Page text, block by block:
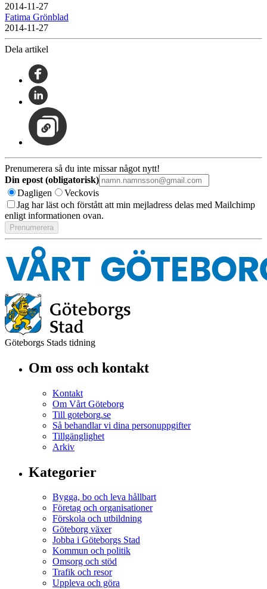
2014-11-27
Fatima Grönblad
2014-11-27
Dela artikel
Prenumerera så du inte missar något nytt!
Din epost (obligatorisk)
Dagligen
Veckovis
Jag har läst och förstått att min mejladress delas med Mailchimp
enligt informationen ovan.
Göteborgs Stads tidning
Om oss och kontakt
Kontakt
Om Vårt Göteborg
Till goteborg.se
Så behandlar vi dina personuppgifter
Tillgänglighet
Arkiv
Kategorier
Bygga, bo och leva hållbart
Företag och organisationer
Förskola och utbildning
Göteborg växer
Jobba i Göteborgs Stad
Kommun och politik
Omsorg och stöd
Trafik och resor
Uppleva och göra